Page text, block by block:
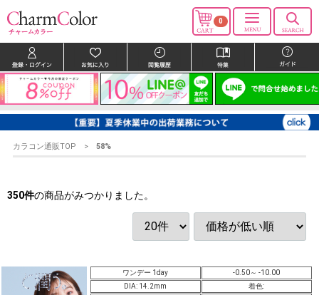
0
カラコン通販TOP 58%
350件の商品がみつかりました。
ワンデー 1day
-0.50～ -10.00
DIA: 14.2mm
着色: